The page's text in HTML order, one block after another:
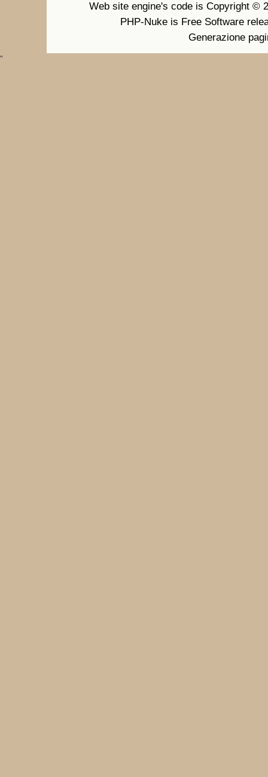
Web site engine's code is Copyright ©
PHP-Nuke is Free Software
Generazione
"